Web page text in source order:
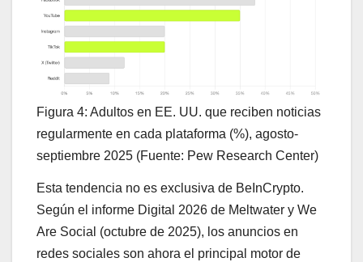
Figura 4: Adultos en EE. UU. que reciben noticias
regularmente en cada plataforma (%), agosto-
septiembre 2025 (Fuente: Pew Research Center)
Esta tendencia no es exclusiva de BeInCrypto.
Según el informe Digital 2026 de Meltwater y We
Are Social (octubre de 2025), los anuncios en
redes sociales son ahora el principal motor de